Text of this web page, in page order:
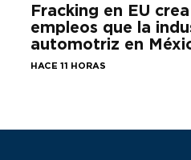
Fracking en EU
empleos que la
automotriz en
HACE 11 HORAS